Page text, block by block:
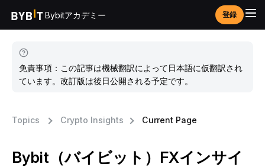
Bybitアカデミー 登録
免責事項：この記事は機械翻訳によって日本語に仮翻訳され
ています。改訂版は後日公開される予定です。
Topics Crypto Insights Current Page
Bybit（バイビット）FXインサイ